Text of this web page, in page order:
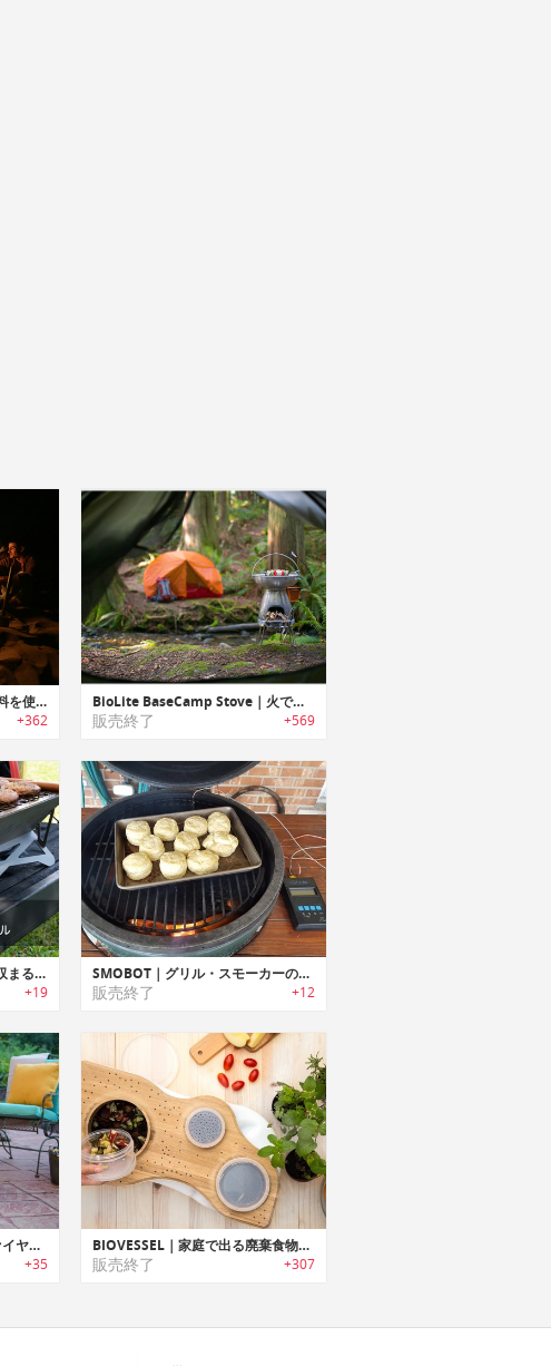
Enki Stove Wild｜バイオ燃料を使用するキャンプストーブ「エンキストーブワイルド」
+362
BioLite BaseCamp Stove｜火で発電するコッヘル
販売終了 +569
Caveman｜バックパックに収まる折りたたみ式キャンプグリル「ケーブマン」
+19
SMOBOT｜グリル・スモーカーの温度を自動調整可能なロボットダンパーシステム「スモボット」
販売終了 +12
Dragonfire｜煙が出ないファイヤーピットキット「ドラゴンファイヤー」
+35
BIOVESSEL｜家庭で出る廃棄食物を堆肥にするエコシステム「バイオベッセル」
販売終了 +307